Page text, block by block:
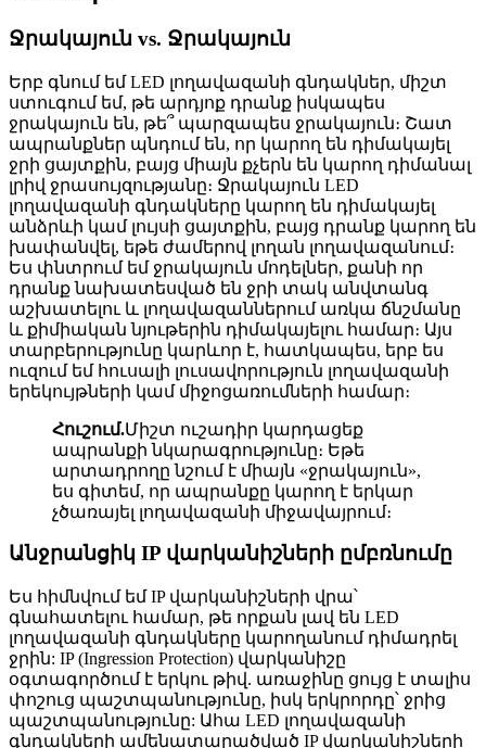
Ջրակայուն vs. Ջրակայուն
Երբ գնում եմ LED լողավազանի գնդակներ, միշտ
ստուգում եմ, թե արդյոք դրանք իսկապես
ջրակայուն են, թե՞ պարզապես ջրակայուն։ Շատ
ապրանքներ պնդում են, որ կարող են դիմակայել
ջրի ցայտքին, բայց միայն քչերն են կարող դիմանալ
լրիվ ջրասույզությանը։ Ջրակայուն LED
լողավազանի գնդակները կարող են դիմակայել
անձրևի կամ լույսի ցայտքին, բայց դրանք կարող են
խափանվել, եթե ժամերով լողան լողավազանում։
Ես փնտրում եմ ջրակայուն մոդելներ, քանի որ
դրանք նախատեսված են ջրի տակ անվտանգ
աշխատելու և լողավազաններում առկա ճնշմանը
և քիմիական նյութերին դիմակայելու համար։ Այս
տարբերությունը կարևոր է, հատկապես, երբ ես
ուզում եմ հուսալի լուսավորություն լողավազանի
երեկույթների կամ միջոցառումների համար։
Հուշում.Միշտ ուշադիր կարդացեք
ապրանքի նկարագրությունը։ Եթե
արտադրողը նշում է միայն «ջրակայուն»,
ես գիտեմ, որ ապրանքը կարող է երկար
չծառայել լողավազանի միջավայրում։
Անջրանցիկ IP վարկանիշների ըմբռնումը
Ես հիմնվում եմ IP վարկանիշների վրա՝
գնահատելու համար, թե որքան լավ են LED
լողավազանի գնդակները կարողանում դիմադրել
ջրին: IP (Ingression Protection) վարկանիշը
օգտագործում է երկու թիվ. առաջինը ցույց է տալիս
փոշուց պաշտպանությունը, իսկ երկրորդը՝ ջրից
պաշտպանությունը: Ահա LED լողավազանի
գնդակների ամենատարածված IP վարկանիշների